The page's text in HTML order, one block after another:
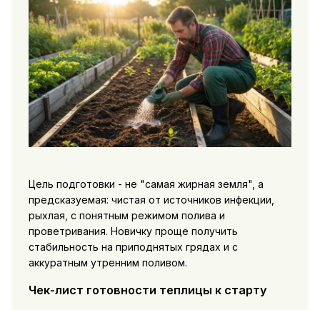
Цель подготовки - не "самая жирная земля", а
предсказуемая: чистая от источников инфекции,
рыхлая, с понятным режимом полива и
проветривания. Новичку проще получить
стабильность на приподнятых грядах и с
аккуратным утренним поливом.
Чек-лист готовности теплицы к старту